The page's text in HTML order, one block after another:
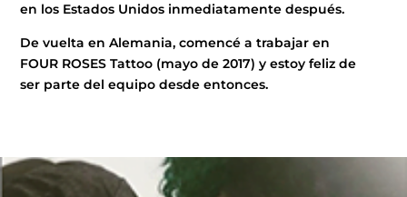
en los Estados Unidos inmediatamente después.
De vuelta en Alemania, comencé a trabajar en
FOUR ROSES Tattoo (mayo de 2017) y estoy feliz de
ser parte del equipo desde entonces.